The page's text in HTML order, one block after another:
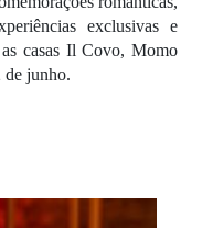
exclusivas e
as casas Il Covo, Momo
de junho.